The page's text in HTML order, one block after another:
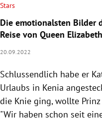
Stars
Die emotionalsten Bilder
Reise von Queen
20.09.2022
Schlussendlich habe er
Urlaubs in Kenia
die Knie ging, wollte Prinz
"Wir haben schon seit